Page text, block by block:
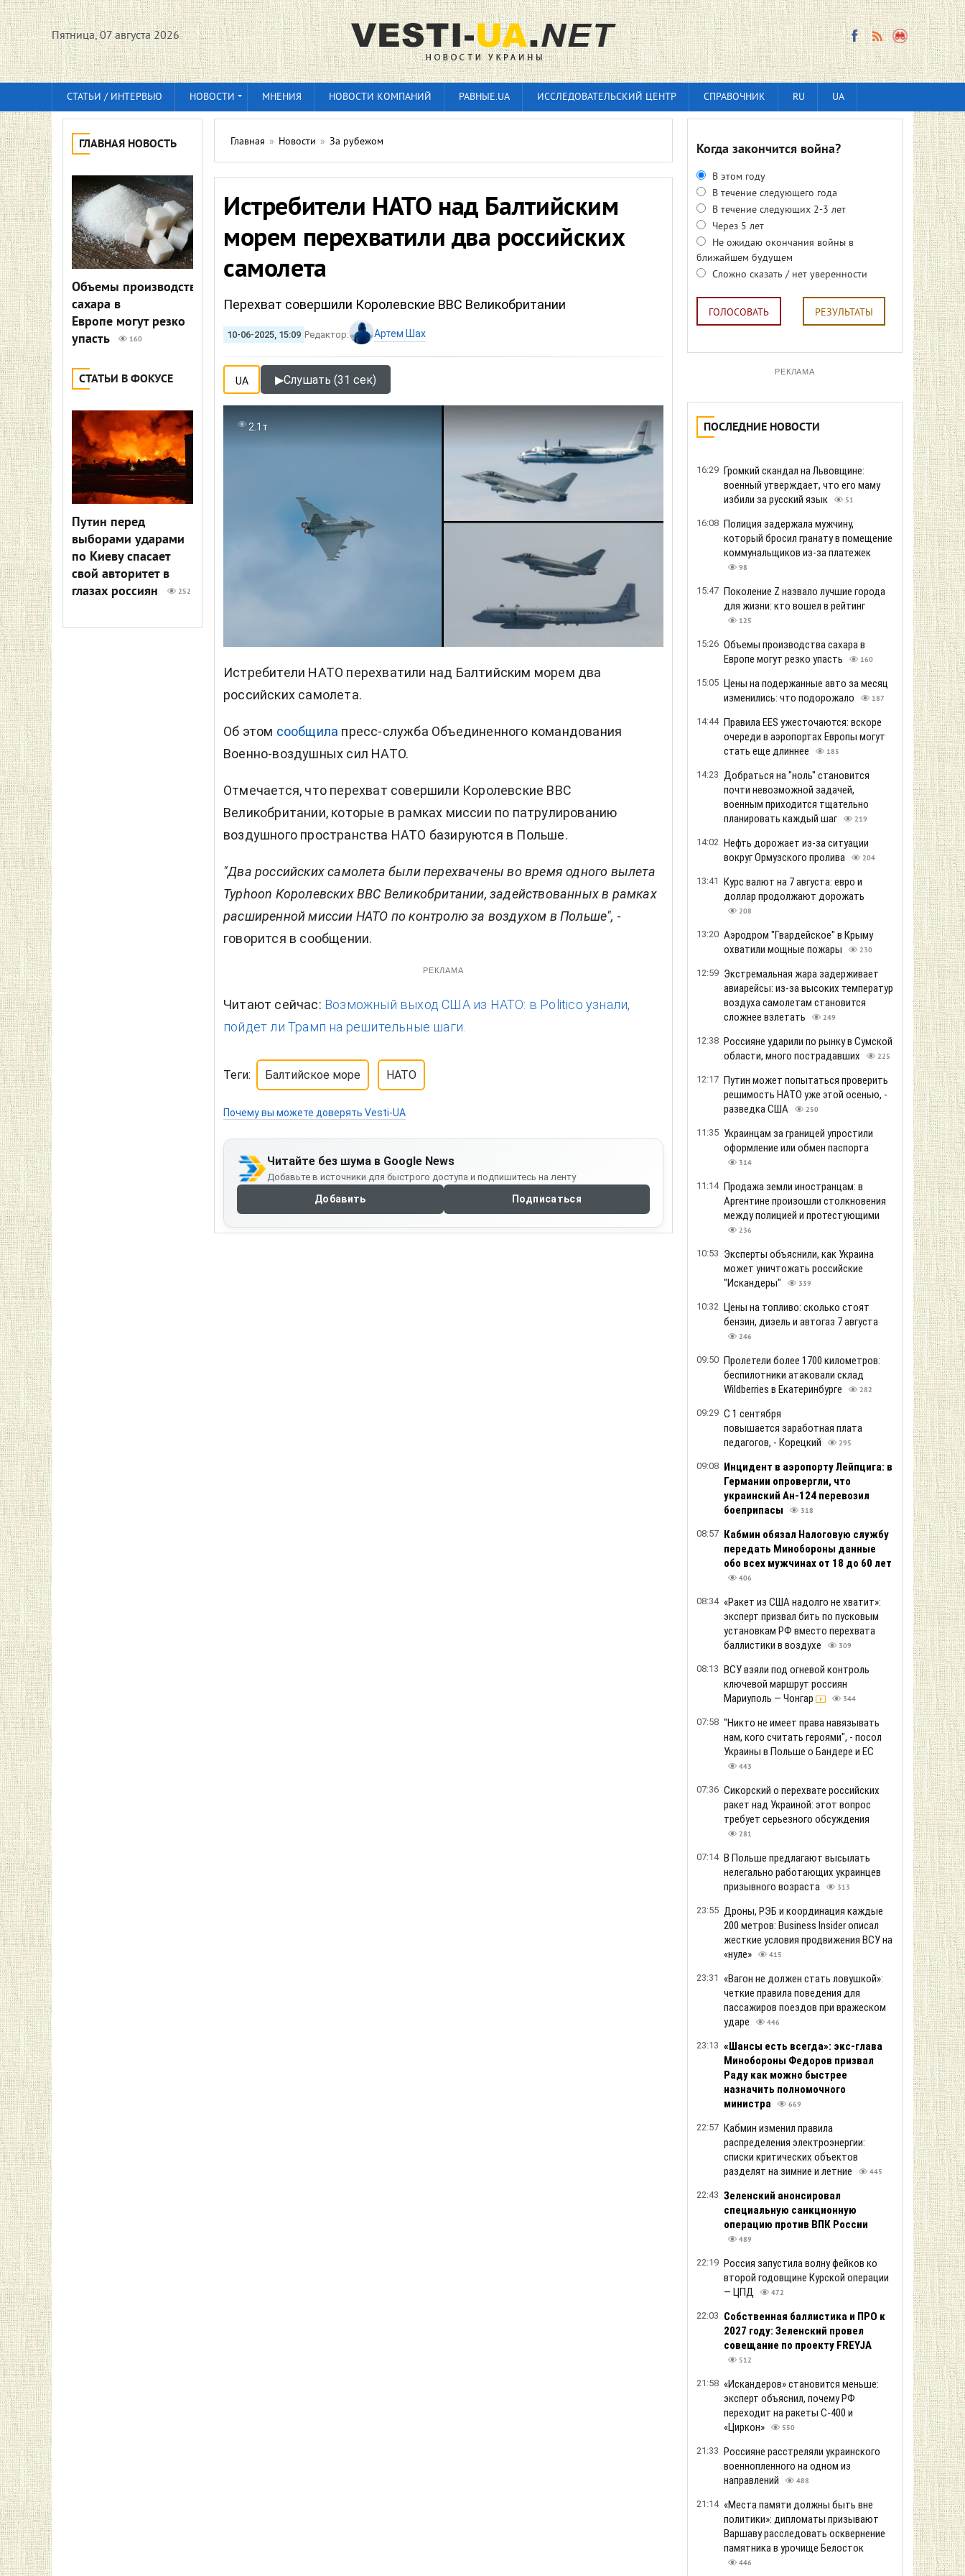
Пятница, 07 августа 2026
СТАТЬИ / ИНТЕРВЬЮ НОВОСТИ МНЕНИЯ НОВОСТИ КОМПАНИЙ РАВНЫЕ.UA ИССЛЕДОВАТЕЛЬСКИЙ ЦЕНТР СПРАВОЧНИК RU UA
ГЛАВНАЯ НОВОСТЬ
Объемы производства
сахара в
Европе могут резко
упасть
160
СТАТЬИ В ФОКУСЕ
Путин перед
выборами ударами
по Киеву спасает
свой авторитет в
глазах россиян
252
Главная » Новости » За рубежом
Истребители НАТО над Балтийским
морем перехватили два российских
самолета
Перехват совершили Королевские ВВС Великобритании
10-06-2025, 15:09 Редактор: Артем Шах
UA ▶Слушать (31 сек)
2.1т
Истребители НАТО перехватили над Балтийским морем два
российских самолета.
Об этом сообщила пресс-служба Объединенного командования
Военно-воздушных сил НАТО.
Отмечается, что перехват совершили Королевские ВВС
Великобритании, которые в рамках миссии по патрулированию
воздушного пространства НАТО базируются в Польше.
"Два российских самолета были перехвачены во время одного вылета
Typhoon Королевских ВВС Великобритании, задействованных в рамках
расширенной миссии НАТО по контролю за воздухом в Польше", -
говорится в сообщении.
РЕКЛАМА
Читают сейчас: Возможный выход США из НАТО: в Politico узнали,
пойдет ли Трамп на решительные шаги.
Теги: Балтийское море НАТО
Почему вы можете доверять Vesti-UA
Читайте без шума в Google News
Добавьте в источники для быстрого доступа и подпишитесь на ленту
Добавить Подписаться
Когда закончится война?
В этом году
В течение следующего года
В течение следующих 2-3 лет
Через 5 лет
Не ожидаю окончания войны в
ближайшем будущем
Сложно сказать / нет уверенности
ГОЛОСОВАТЬ РЕЗУЛЬТАТЫ
РЕКЛАМА
ПОСЛЕДНИЕ НОВОСТИ
16:29 Громкий скандал на Львовщине:
военный утверждает, что его маму
избили за русский язык
51
16:08 Полиция задержала мужчину,
который бросил гранату в помещение
коммунальщиков из-за платежек
98
15:47 Поколение Z назвало лучшие города
для жизни: кто вошел в рейтинг
125
15:26 Объемы производства сахара в
Европе могут резко упасть
160
15:05 Цены на подержанные авто за месяц
изменились: что подорожало
187
14:44 Правила EES ужесточаются: вскоре
очереди в аэропортах Европы могут
стать еще длиннее
185
14:23 Добраться на "ноль" становится
почти невозможной задачей,
военным приходится тщательно
планировать каждый шаг
219
14:02 Нефть дорожает из-за ситуации
вокруг Ормузского пролива
204
13:41 Курс валют на 7 августа: евро и
доллар продолжают дорожать
208
13:20 Аэродром "Гвардейское" в Крыму
охватили мощные пожары
230
12:59 Экстремальная жара задерживает
авиарейсы: из-за высоких температур
воздуха самолетам становится
сложнее взлетать
249
12:38 Россияне ударили по рынку в Сумской
области, много пострадавших
225
12:17 Путин может попытаться проверить
решимость НАТО уже этой осенью, -
разведка США
250
11:35 Украинцам за границей упростили
оформление или обмен паспорта
314
11:14 Продажа земли иностранцам: в
Аргентине произошли столкновения
между полицией и протестующими
236
10:53 Эксперты объяснили, как Украина
может уничтожать российские
"Искандеры"
339
10:32 Цены на топливо: сколько стоят
бензин, дизель и автогаз 7 августа
246
09:50 Пролетели более 1700 километров:
беспилотники атаковали склад
Wildberries в Екатеринбурге
282
09:29 С 1 сентября
повышается заработная плата
педагогов, - Корецкий
295
09:08 Инцидент в аэропорту Лейпцига: в
Германии опровергли, что
украинский Ан-124 перевозил
боеприпасы
318
08:57 Кабмин обязал Налоговую службу
передать Минобороны данные
обо всех мужчинах от 18 до 60 лет
406
08:34 «Ракет из США надолго не хватит»:
эксперт призвал бить по пусковым
установкам РФ вместо перехвата
баллистики в воздухе
309
08:13 ВСУ взяли под огневой контроль
ключевой маршрут россиян
Мариуполь — Чонгар
344
07:58 "Никто не имеет права навязывать
нам, кого считать героями", - посол
Украины в Польше о Бандере и ЕС
443
07:36 Сикорский о перехвате российских
ракет над Украиной: этот вопрос
требует серьезного обсуждения
281
07:14 В Польше предлагают высылать
нелегально работающих украинцев
призывного возраста
313
23:55 Дроны, РЭБ и координация каждые
200 метров: Business Insider описал
жесткие условия продвижения ВСУ на
«нуле»
415
23:31
«Вагон не должен стать ловушкой»:
четкие правила поведения для
пассажиров поездов при вражеском
ударе
446
23:13 «Шансы есть всегда»: экс-глава
Минобороны Федоров призвал
Раду как можно быстрее
назначить полномочного
министра
669
22:57 Кабмин изменил правила
распределения электроэнергии:
списки критических объектов
разделят на зимние и летние
445
22:43 Зеленский анонсировал
специальную санкционную
операцию против ВПК России
489
22:19 Россия запустила волну фейков ко
второй годовщине Курской операции
— ЦПД
472
22:03 Собственная баллистика и ПРО к
2027 году: Зеленский провел
совещание по проекту FREYJA
512
21:58 «Искандеров» становится меньше:
эксперт объяснил, почему РФ
переходит на ракеты С-400 и
«Циркон»
550
21:33 Россияне расстреляли украинского
военнопленного на одном из
направлений
488
21:14 «Места памяти должны быть вне
политики»: дипломаты призывают
Варшаву расследовать осквернение
памятника в урочище Белосток
446